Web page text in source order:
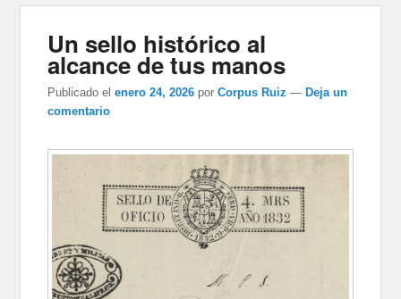
Un sello histórico al
alcance de tus manos
Publicado el enero 24, 2026 porCorpus Ruiz — Deja un
comentario